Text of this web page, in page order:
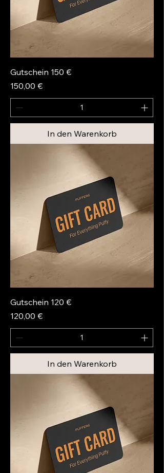
Gutschein 150 €
Preis
150,00 €
In den Warenkorb
Gutschein 120 €
Preis
120,00 €
In den Warenkorb